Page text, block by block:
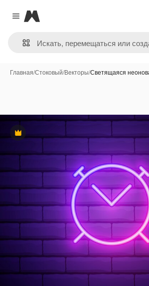
Close menu
Magnific
Главная/Стоковый/Векторы/Светящаяся
Премиум